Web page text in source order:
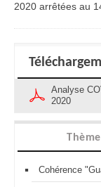
2020 arrêtées au
Analyse
2020
Cohérence